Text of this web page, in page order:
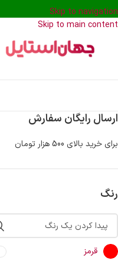
Skip to navigation
Skip to main content
ارسال رایگان سفارش
برای خرید بالای 500 هزار تومان
رنگ
قرمز